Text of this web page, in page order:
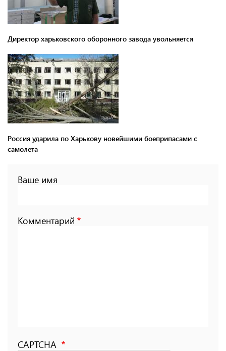
Директор харьковского оборонного завода увольняется
Россия ударила по Харькову новейшими боеприпасами с
самолета
Ваше имя
Комментарий
CAPTCHA